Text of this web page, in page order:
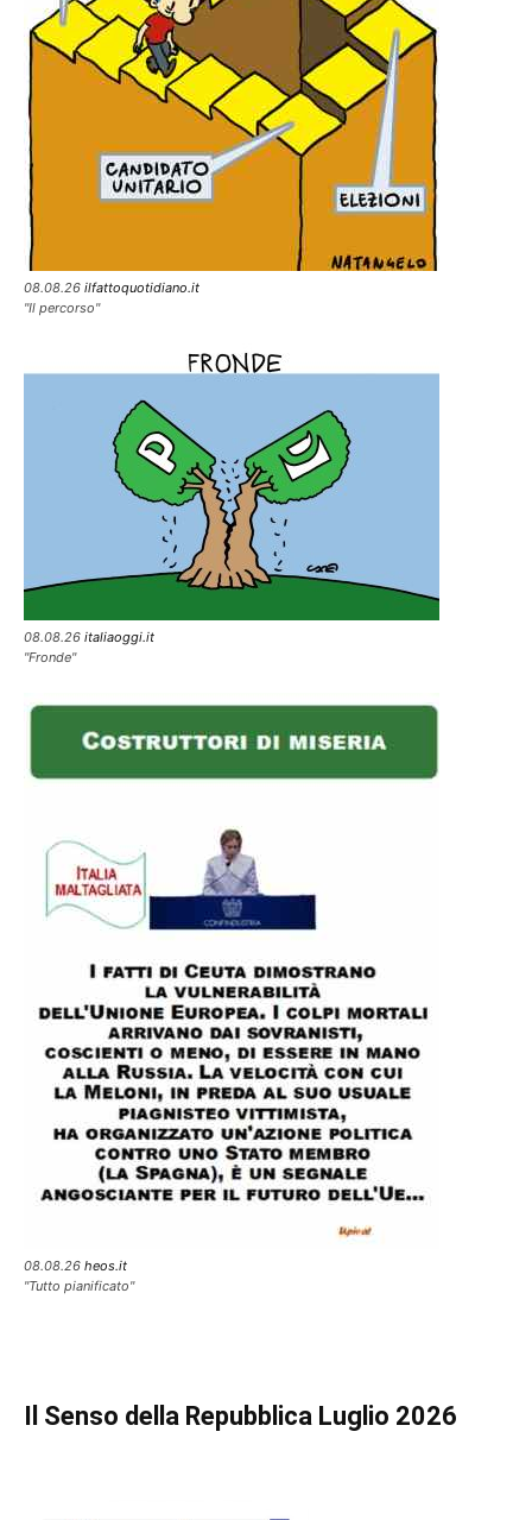
08.08.26 ilfattoquotidiano.it
"Il percorso"
08.08.26 italiaoggi.it
"Fronde"
08.08.26 heos.it
"Tutto pianificato"
Il Senso della Repubblica Luglio 2026